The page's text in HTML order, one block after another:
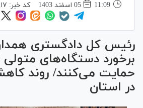
11:09
05 اسفند 1403 کد خبر:
رئیس کل دادگستری
برخورد دستگاه‌های متولی
حمایت می‌کنند/ روند
در استان